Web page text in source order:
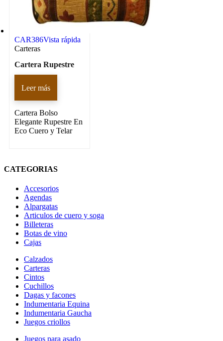
CAR386Vista rápida
Carteras
Cartera Rupestre
Leer más
Cartera Bolso
Elegante Rupestre En
Eco Cuero y Telar
CATEGORIAS
Accesorios
Agendas
Alpargatas
Articulos de cuero y soga
Billeteras
Botas de vino
Cajas
Calzados
Carteras
Cintos
Cuchillos
Dagas y facones
Indumentaria Equina
Indumentaria Gaucha
Juegos criollos
Juegos para asado